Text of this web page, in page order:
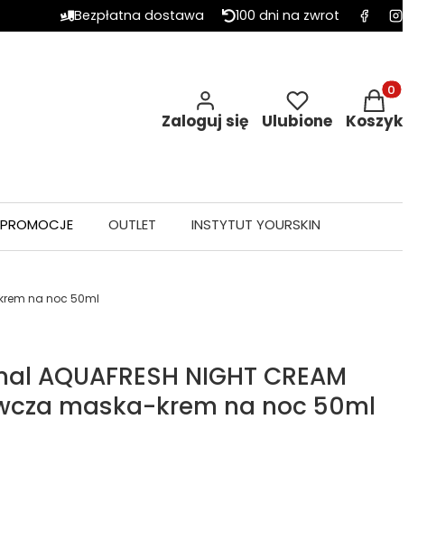
Bezpłatna dostawa 100 dni na zwrot
Zaloguj się Ulubione
Produkty
Koszyk
PROMOCJE OUTLET INSTYTUT YOURSKIN
krem na noc 50ml
AQUAFRESH NIGHT CREAM
maska-krem na noc 50ml